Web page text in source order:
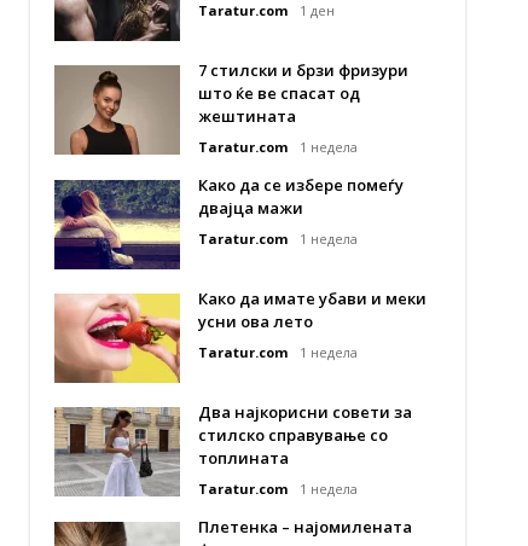
Taratur.com 1 ден
7 стилски и брзи фризури
што ќе ве спасат од
жештината
Taratur.com 1 недела
Како да се избере помеѓу
двајца мажи
Taratur.com 1 недела
Како да имате убави и меки
усни ова лето
Taratur.com 1 недела
Два најкорисни совети за
стилско справување со
топлината
Taratur.com 1 недела
Плетенка – најомилената